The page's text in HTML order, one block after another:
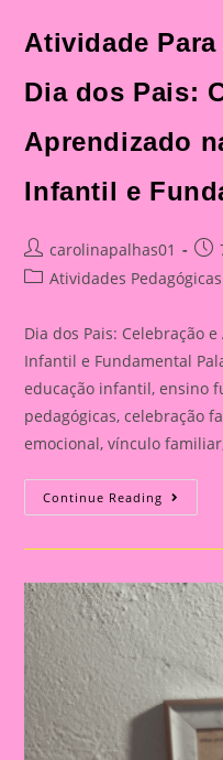
Atividade
Dia dos Pais:
Aprendizado
Infantil e
Post
author:
carolinapalhas01
PostAtividades Pedagógicas
Dia dos Pais: Celebração
Infantil e Fundamental
educação infantil, ensino
pedagógicas, celebração
emocional, vínculo
Continue Reading
Para
Dia
Dia
Dos
Pais:
E
Na
Infantil
E